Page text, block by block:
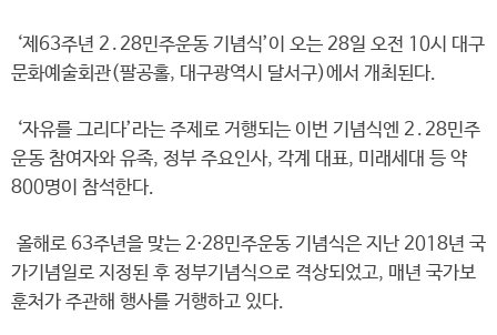
‘제63주년 2․28민주운동 기념식’이 오는 28일 오전 10시 대구
문화예술회관(팔공홀, 대구광역시 달서구)에서 개최된다.
‘자유를 그리다’라는 주제로 거행되는 이번 기념식엔 2․28민주
운동 참여자와 유족, 정부 주요인사, 각계 대표, 미래세대 등 약
800명이 참석한다.
올해로 63주년을 맞는 2⋅28민주운동 기념식은 지난 2018년 국
가기념일로 지정된 후 정부기념식으로 격상되었고, 매년 국가보
훈처가 주관해 행사를 거행하고 있다.